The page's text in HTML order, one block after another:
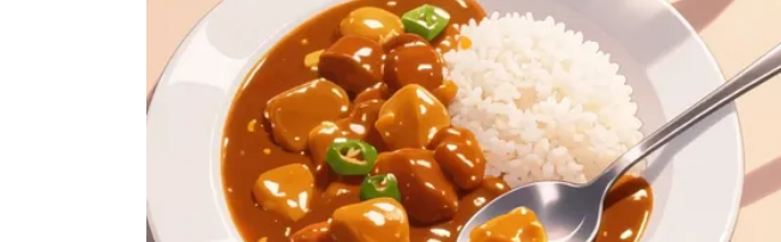
disertakan
dalam
konfirmasi
pemesanan